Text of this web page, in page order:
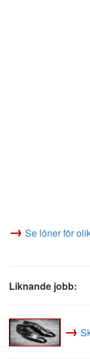
→ Se löner för
Liknande jobb:
→